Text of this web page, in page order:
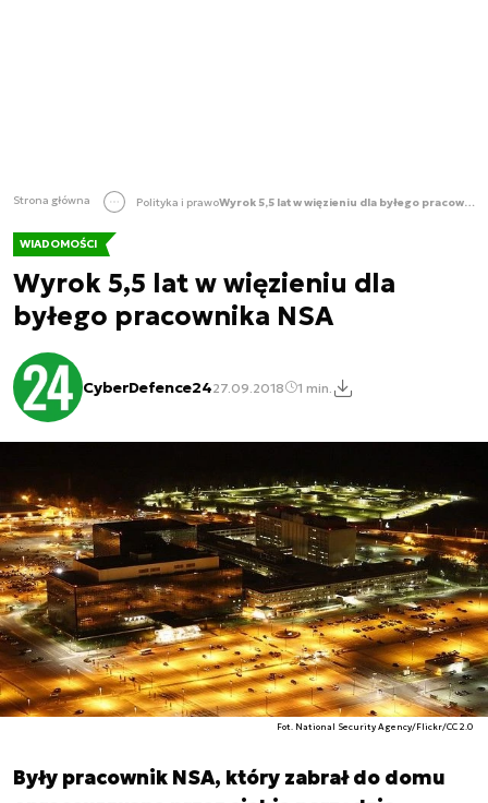
Strona główna Polityka i prawo Wyrok 5,5 lat w więzieniu dla byłego pracownika NSA
WIADOMOŚCI
Wyrok 5,5 lat w więzieniu dla
byłego pracownika NSA
CyberDefence2427.09.2018 1 min.
Fot. National Security Agency/Flickr/CC 2.0
Były pracownik NSA, który zabrał do domu